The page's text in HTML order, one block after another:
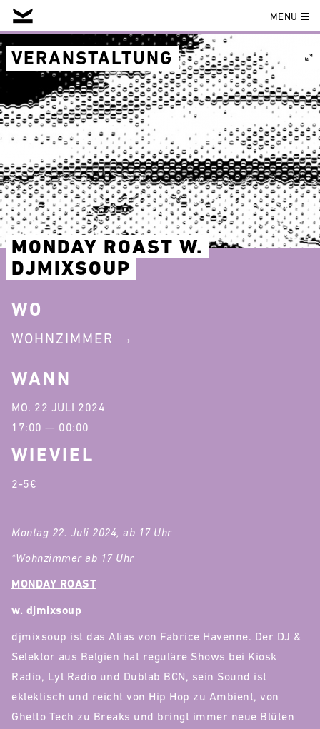
Skip
to
content
MENU
VERANSTALTUNG
MONDAY ROAST W.
DJMIXSOUP
Montag 22. Juli 2024, ab 17 Uhr
*Wohnzimmer ab 17 Uhr
MONDAY ROAST
w. djmixsoup
djmixsoup ist das Alias von Fabrice Havenne. Der DJ &
Selektor aus Belgien hat reguläre Shows bei Kiosk
Radio, Lyl Radio und Dublab BCN, sein Sound ist
eklektisch und reicht von Hip Hop zu Ambient, von
Ghetto Tech zu Breaks und bringt immer neue Blüten
WO
WOHNZIMMER
WANN
MO. 22 JULI 2024
17:00 — 00:00
WIEVIEL
2-5€